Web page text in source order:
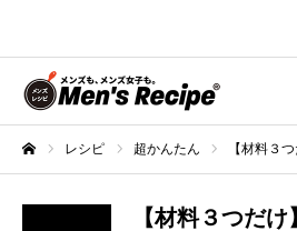
レシピ 超かんたん 【材料３つだけ】材料
【材料３つだ